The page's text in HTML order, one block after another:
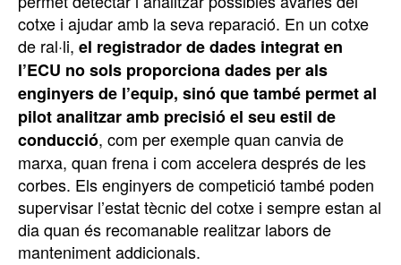
cotxe i ajudar amb la seva reparació. En un cotxe
de ral·li, el registrador de dades integrat en
l’ECU no sols proporciona dades per als
enginyers de l’equip, sinó que també permet al
pilot analitzar amb precisió el seu estil de
conducció, com per exemple quan canvia de
marxa, quan frena i com accelera després de les
corbes. Els enginyers de competició també poden
supervisar l’estat tècnic del cotxe i sempre estan al
dia quan és recomanable realitzar labors de
manteniment addicionals.